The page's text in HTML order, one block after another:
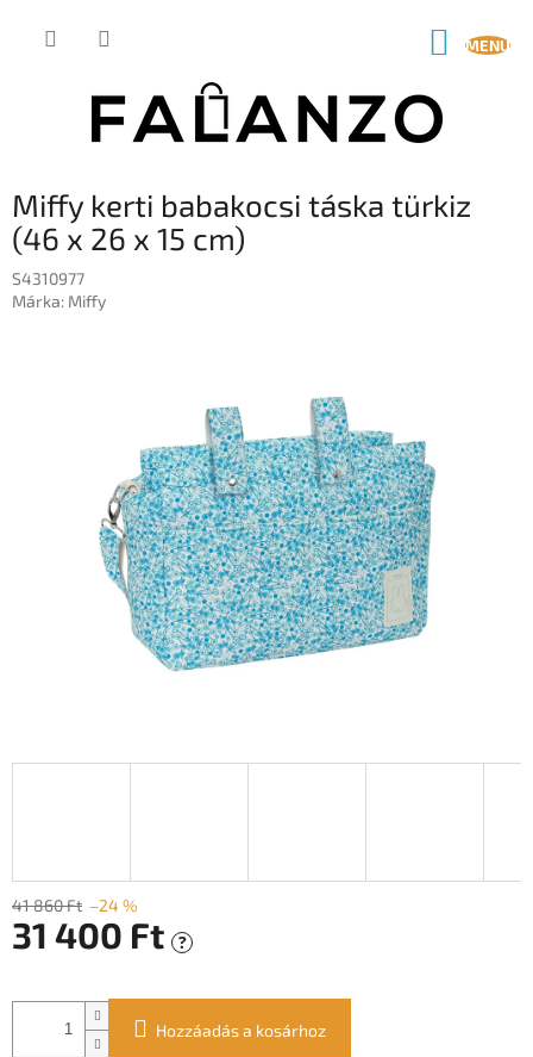
KOSÁR
Miffy kerti babakocsi táska türkiz
(46 x 26 x 15 cm)
S4310977
Márka: Miffy
41 860 Ft –24 %
31 400 Ft ?
Hozzáadás a kosárhoz